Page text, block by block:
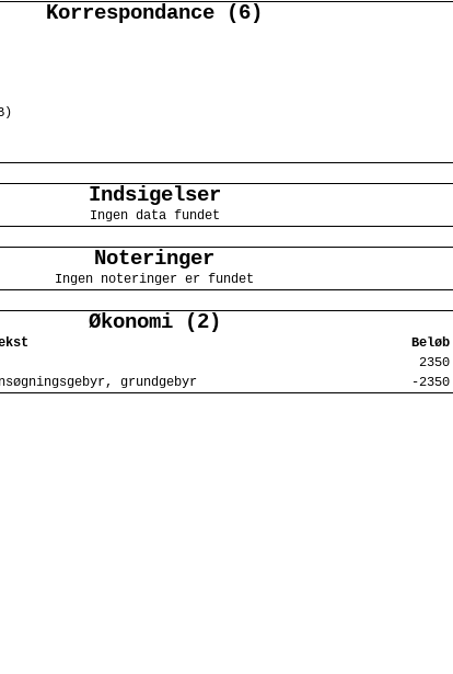
Korrespondance (6)
Indsigelser
Ingen data fundet
Noteringer
Ingen noteringer er fundet
Økonomi (2)
Beløb
2350
grundgebyr -2350